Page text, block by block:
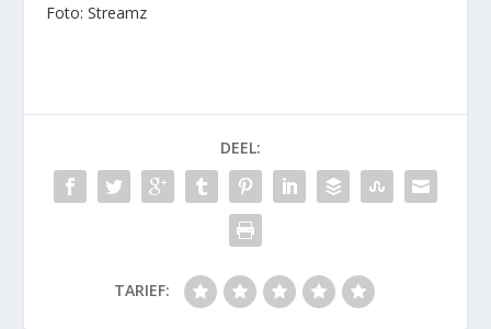
Foto: Streamz
DEEL:
TARIEF: